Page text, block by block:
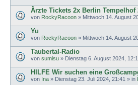
Ärzte Tickets 2x Berlin Tempelhof
von RockyRacoon » Mittwoch 14. August
Yu
von RockyRacoon » Mittwoch 14. August
Taubertal-Radio
von sumisu » Dienstag 6. August 2024,
HILFE Wir suchen eine
von Ina » Dienstag 23. Juli 2024, 21:41 » in